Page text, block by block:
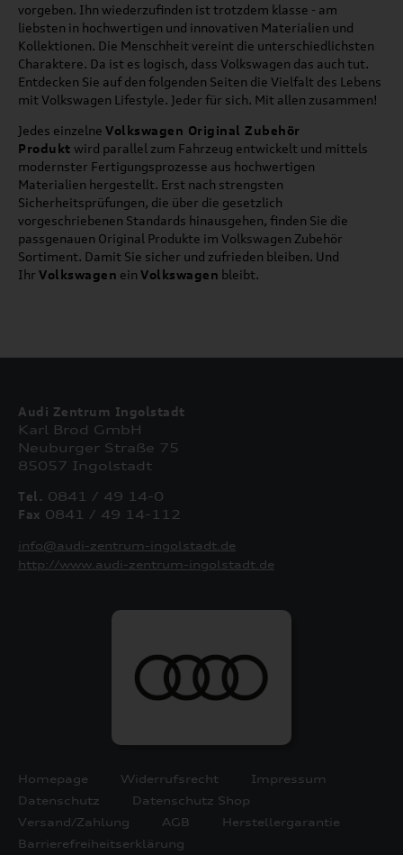
vorgeben. Ihn wiederzufinden ist trotzdem klasse - am
liebsten in hochwertigen und innovativen Materialien und
Kollektionen. Die Menschheit vereint die unterschiedlichsten
Charaktere. Da ist es logisch, dass Volkswagen das auch tut.
Entdecken Sie auf den folgenden Seiten die Vielfalt des Lebens
mit Volkswagen Lifestyle. Jeder für sich. Mit allen zusammen!
Jedes einzelne Volkswagen Original Zubehör
Produkt wird parallel zum Fahrzeug entwickelt und mittels
modernster Fertigungsprozesse aus hochwertigen
Materialien hergestellt. Erst nach strengsten
Sicherheitsprüfungen, die über die gesetzlich
vorgeschriebenen Standards hinausgehen, finden Sie die
passgenauen Original Produkte im Volkswagen Zubehör
Sortiment. Damit Sie sicher und zufrieden bleiben. Und
Ihr Volkswagen ein Volkswagen bleibt.
Audi Zentrum Ingolstadt
Karl Brod GmbH
Neuburger Straße 75
85057 Ingolstadt
Tel. 0841 / 49 14-0
Fax 0841 / 49 14-112
info@audi-zentrum-ingolstadt.de
http://www.audi-zentrum-ingolstadt.de
Homepage Widerrufsrecht
Impressum
Datenschutz
Datenschutz Shop
Versand/Zahlung
AGB
Herstellergarantie
Barrierefreiheitserklärung